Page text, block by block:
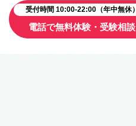
受付時間 10:00-22:00（年中無休）
電話で無料体験・受験相談